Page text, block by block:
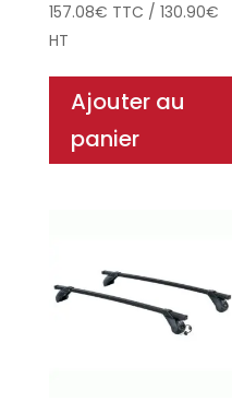
157.08€ TTC / 130.90€
HT
Ajouter au
panier